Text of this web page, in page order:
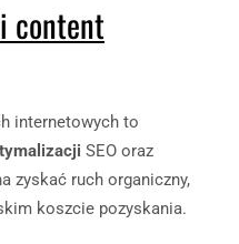
content
internetowych to
SEO oraz
zyskać ruch organiczny,
koszcie pozyskania.